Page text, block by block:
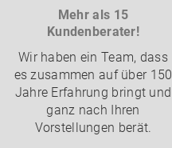
Mehr als 15
Kundenberater!
Wir haben ein Team, dass
es zusammen auf über 150
Jahre Erfahrung bringt und
ganz nach Ihren
Vorstellungen berät.